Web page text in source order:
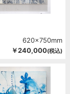
620x750mm
￥240,000(税込)